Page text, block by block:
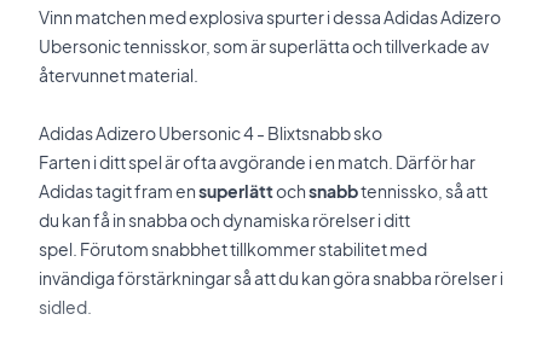
Vinn matchen med explosiva spurter i dessa Adidas Adizero
Ubersonic tennisskor, som är superlätta och tillverkade av
återvunnet material.
Adidas Adizero Ubersonic 4 - Blixtsnabb sko
Farten i ditt spel är ofta avgörande i en match. Därför har
Adidas tagit fram ensuperlättochsnabbtennissko, så att
du kan få in snabba och dynamiska rörelser i ditt
spel. Förutom snabbhet tillkommer stabilitet med
invändiga förstärkningar så att du kan göra snabba rörelser i
sidled.